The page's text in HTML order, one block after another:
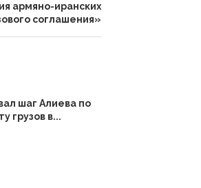
армяно-иранских
соглашения»
шаг Алиева по
грузов в...